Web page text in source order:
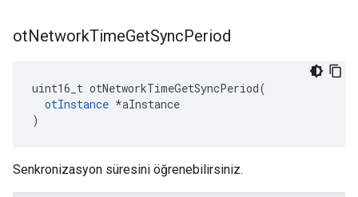
otNetworkTimeGetSyncPeriod
uint16_t otNetworkTimeGetSyncPeriod(
otInstance *aInstance
)
Senkronizasyon süresini öğrenebilirsiniz.